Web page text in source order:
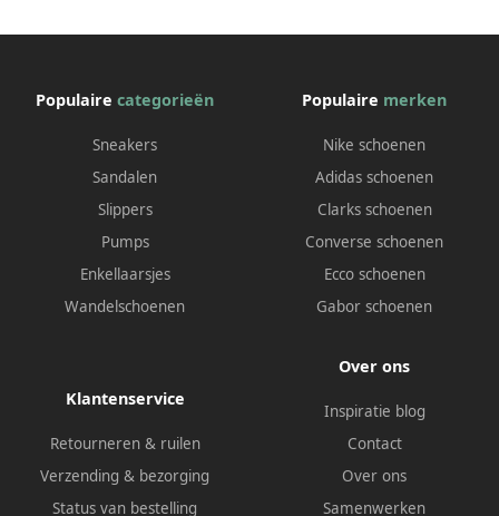
Populaire categorieën
Sneakers
Sandalen
Slippers
Pumps
Enkellaarsjes
Wandelschoenen
Populaire merken
Nike schoenen
Adidas schoenen
Clarks schoenen
Converse schoenen
Ecco schoenen
Gabor schoenen
Klantenservice
Retourneren & ruilen
Verzending & bezorging
Status van bestelling
Over ons
Inspiratie blog
Contact
Over ons
Samenwerken